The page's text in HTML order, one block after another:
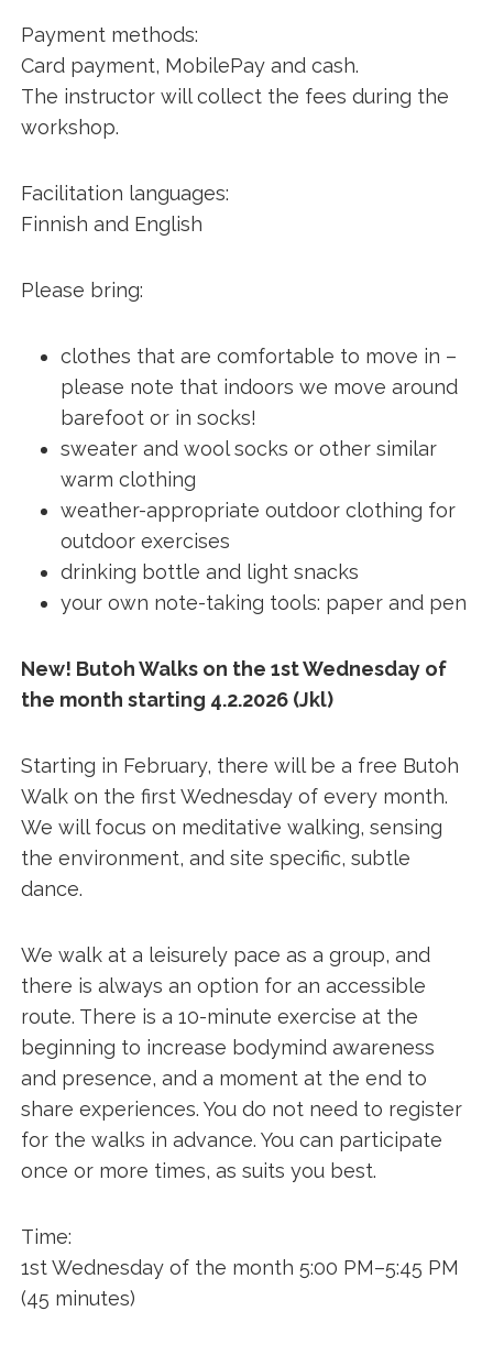
Payment methods:
Card payment, MobilePay and cash.
The instructor will collect the fees during the
workshop.
Facilitation languages:
Finnish and English
Please bring:
clothes that are comfortable to move in –
please note that indoors we move around
barefoot or in socks!
sweater and wool socks or other similar
warm clothing
weather-appropriate outdoor clothing for
outdoor exercises
drinking bottle and light snacks
your own note-taking tools: paper and pen
New! Butoh Walks on the 1st Wednesday of
the month starting 4.2.2026 (Jkl)
Starting in February, there will be a free Butoh
Walk on the first Wednesday of every month.
We will focus on meditative walking, sensing
the environment, and site specific, subtle
dance.
We walk at a leisurely pace as a group, and
there is always an option for an accessible
route. There is a 10-minute exercise at the
beginning to increase bodymind awareness
and presence, and a moment at the end to
share experiences. You do not need to register
for the walks in advance. You can participate
once or more times, as suits you best.
Time:
1st Wednesday of the month 5:00 PM–5:45 PM
(45 minutes)